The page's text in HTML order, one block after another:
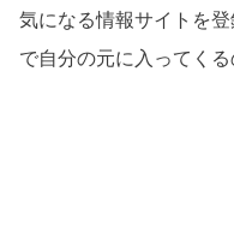
気になる情報サイトを
で自分の元に入ってくる